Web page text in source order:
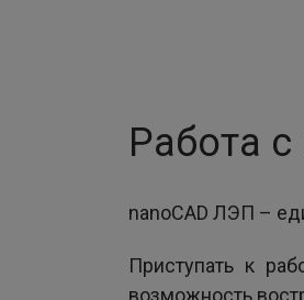
Работа
nanoCAD ЛЭП –
Приступать к
возможность